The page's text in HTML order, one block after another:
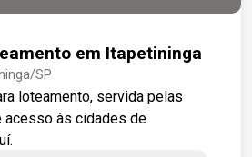
em Itapetininga
SP
loteamento, servida pelas
acesso às cidades de